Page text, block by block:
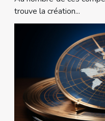
trouve la création...